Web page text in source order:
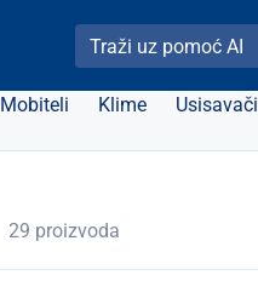
Pretraži Elipso
Mobiteli Klime Usisavači
29 proizvoda